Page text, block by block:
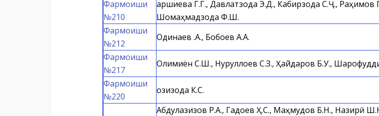
Фармоиши
№210
Қаршиева Г.Г., Давлатзода Э.Д., Кабирзода С.Ҷ., Раҳимов
Шомаҳмадзода Ф.Ш.
Фармоиши
№212
Одинаев Қ.А., Бобоев А.А.
Фармоиши
№217
Олимиён С.Ш., Нуруллоев С.З., Ҳайдаров Б.У.,
Фармоиши
№220
Қозизода К.С.
Абдулазизов Р.А., Гадоев Ҳ.С., Маҳмудов Б.Н., Назирӣ